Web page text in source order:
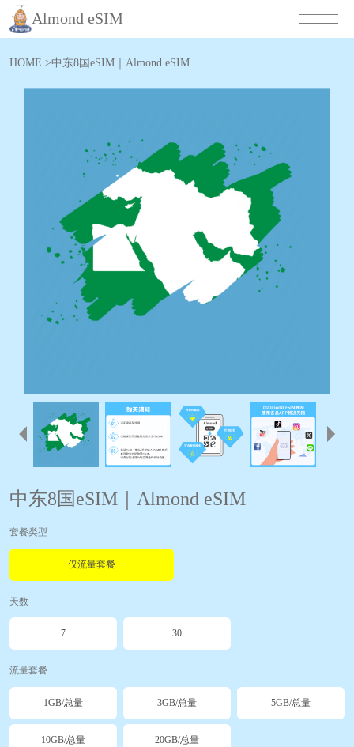
Almond eSIM
HOME >中东8国eSIM｜Almond eSIM
中东8国eSIM｜Almond eSIM
套餐类型
仅流量套餐
天数
7 30
流量套餐
1GB/总量 3GB/总量 5GB/总量
10GB/总量 20GB/总量